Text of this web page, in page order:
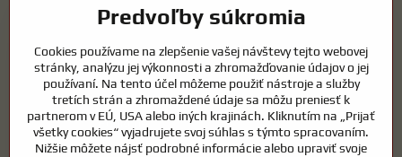
Prajete si načítať externý obsah?
Povoliť tentokrát
Povoliť a zapamätať -
súhlas s druhom cookie:
Funkčné
Predvoľby súkromia
Cookies používame na zlepšenie vašej návštevy tejto webovej
stránky, analýzu jej výkonnosti a zhromažďovanie údajov o jej
používaní. Na tento účel môžeme použiť nástroje a služby
tretích strán a zhromaždené údaje sa môžu preniesť k
partnerom v EÚ, USA alebo iných krajinách. Kliknutím na „Prijať
všetky cookies“ vyjadrujete svoj súhlas s týmto spracovaním.
Nižšie môžete nájsť podrobné informácie alebo upraviť svoje